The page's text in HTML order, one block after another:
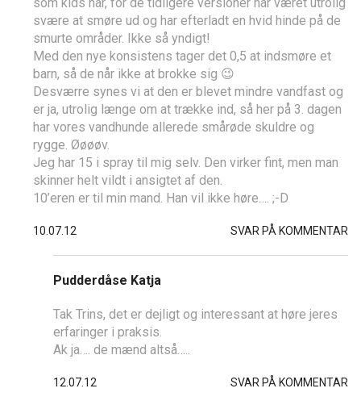
svære at smøre ud og har efterladt en hvid hinde på de
smurte områder. Ikke så yndigt!
Med den nye konsistens tager det 0,5 at indsmøre et
barn, så de når ikke at brokke sig 😉
Desværre synes vi at den er blevet mindre vandfast og
er ja, utrolig længe om at trække ind, så her på 3. dagen
har vores vandhunde allerede smårøde skuldre og
rygge. Øøøøv.
Jeg har 15 i spray til mig selv. Den virker fint, men man
skinner helt vildt i ansigtet af den.
10’eren er til min mand. Han vil ikke høre…. ;-D
10.07.12 SVAR PÅ KOMMENTAR
Pudderdåse Katja
Tak Trins, det er dejligt og interessant at høre jeres
erfaringer i praksis.
Ak ja…. de mænd altså…..
12.07.12 SVAR PÅ KOMMENTAR